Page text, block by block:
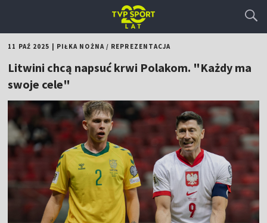
11 PAŹ 2025 PIŁKA NOŻNA/ REPREZENTACJA
Litwini chcą napsuć krwi Polakom. "Każdy ma
swoje cele"